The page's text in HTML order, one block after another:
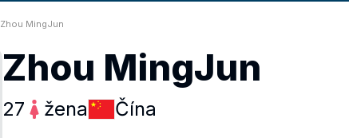
Zhou MingJun
Zhou MingJun
27 žena Čína